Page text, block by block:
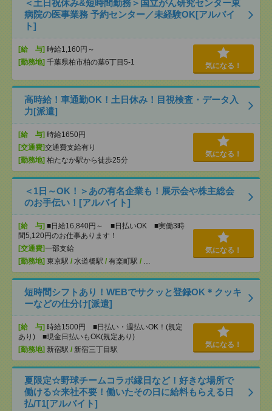
＜土日祝休み&短時間勤務＞国立がん研究センター東
病院の医事業務 予約センター／未経験OK[アルバイ
ト]
[給 与] 時給1,160円～
[勤務地] 千葉県柏市柏の葉6丁目5-1 気になる！
高時給！車通勤OK！土日休み！目視検査・データ入
力[派遣]
[給 与] 時給1650円
[交通費]交通費支給有り
[勤務地] 柏たなか駅から徒歩25分
気になる！
＜1日～OK！＞あの有名企業も！展示会や株主総会
のお手伝い！[アルバイト]
[給 与] ■日給16,840円～ ■日払いOK ■実働3時
間5,120円のお仕事あります！
[交通費]一部支給
[勤務地] 東京駅 / 水道橋駅 / 有楽町駅 / …
気になる！
短時間シフトあり！WEBでサクッと登録OK＊クッキ
ーなどの仕分け[派遣]
[給 与] 時給1500円 ■日払い・週払いOK！(規定
あり) ■現金日払いもOK(規定あり)
[勤務地] 新宿駅 / 新宿三丁目駅
気になる！
夏限定☆野球チームコラボ縁日など！好きな場所で
働ける☆来社不要！働いたその日に給料もらえる日
払/T1[アルバイト]